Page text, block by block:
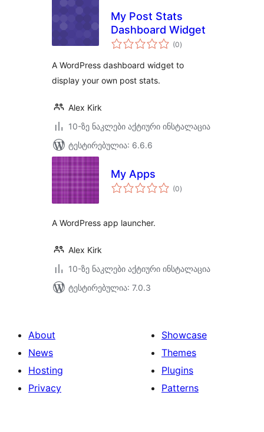
My Post Stats
Dashboard Widget
(0საერთო
რეიტინგი
)
A WordPress dashboard widget to
display your own post stats.
Alex Kirk
10-ზე ნაკლები აქტიური ინსტალაცია
ტესტირებულია: 6.6.6
My Apps
(0საერთო
რეიტინგი
)
A WordPress app launcher.
Alex Kirk
10-ზე ნაკლები აქტიური ინსტალაცია
ტესტირებულია: 7.0.3
About
News
Hosting
Privacy
Showcase
Themes
Plugins
Patterns